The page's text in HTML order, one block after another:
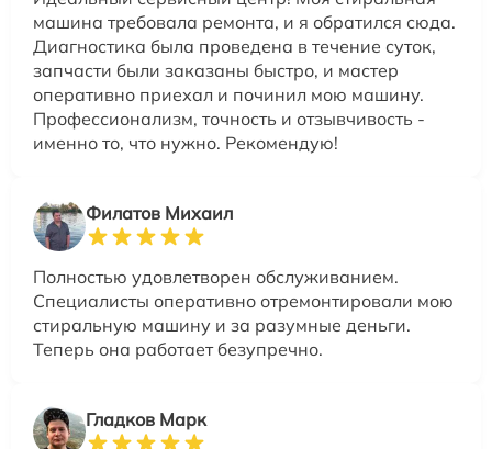
машина требовала ремонта, и я обратился сюда.
Диагностика была проведена в течение суток,
запчасти были заказаны быстро, и мастер
оперативно приехал и починил мою машину.
Профессионализм, точность и отзывчивость -
именно то, что нужно. Рекомендую!
Филатов Михаил
Полностью удовлетворен обслуживанием.
Специалисты оперативно отремонтировали мою
стиральную машину и за разумные деньги.
Теперь она работает безупречно.
Гладков Марк